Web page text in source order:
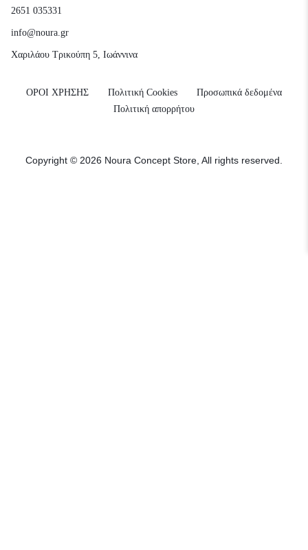
2651 035331
info@noura.gr
Χαριλάου Τρικούπη 5, Ιωάννινα
ΟΡΟΙ ΧΡΗΣΗΣ Πολιτική Cookies
Προσωπικά δεδομένα
Πολιτική απορρήτου
Copyright © 2026 Noura Concept Store, All rights reserved.